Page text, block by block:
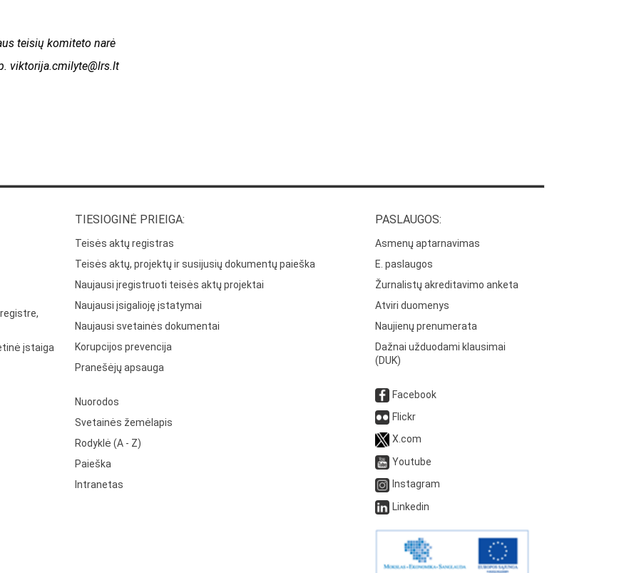
teisių komiteto narė
viktorija.cmilyte@lrs.lt
įstaiga
TIESIOGINĖ PRIEIGA:
Teisės aktų registras
Teisės aktų, projektų ir susijusių dokumentų paieška
Naujausi įregistruoti teisės aktų projektai
Naujausi įsigalioję įstatymai
Naujausi svetainės dokumentai
Korupcijos prevencija
Pranešėjų apsauga
Nuorodos
Svetainės žemėlapis
Rodyklė (A - Z)
Paieška
Intranetas
PASLAUGOS:
Asmenų aptarnavimas
E. paslaugos
Žurnalistų akreditavimo anketa
Atviri duomenys
Naujienų prenumerata
Dažnai užduodami klausimai
(DUK)
Facebook
Flickr
X.com
Youtube
Instagram
Linkedin